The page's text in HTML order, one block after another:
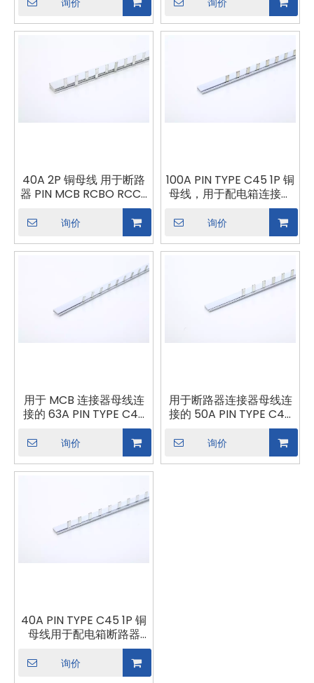
询价 询价
40A 2P 铜母线 用于断路
器 PIN MCB RCBO RCCB
连接器 母线连接 断路器组
合
询价
100A PIN TYPE C45 1P 铜
母线，用于配电箱连接器
询价
用于 MCB 连接器母线连
接的 63A PIN TYPE C45
询价
用于断路器连接器母线连
接的 50A PIN TYPE C45
询价
40A PIN TYPE C45 1P 铜
母线用于配电箱断路器
MCB 连接器母线连接
询价